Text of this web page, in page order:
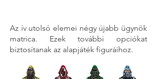
Az ív utolsó elemei négy újabb ügynök
matrica. Ezek további opciókat
biztosítanak az alapjáték figuráihoz.